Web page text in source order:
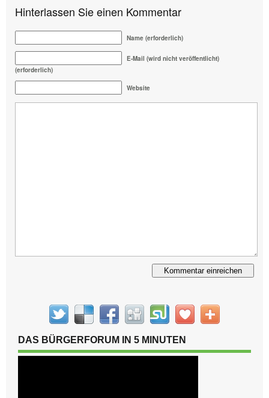
Hinterlassen Sie einen Kommentar
Name (erforderlich)
E-Mail (wird nicht veröffentlicht)
(erforderlich)
Website
DAS BÜRGERFORUM IN 5 MINUTEN